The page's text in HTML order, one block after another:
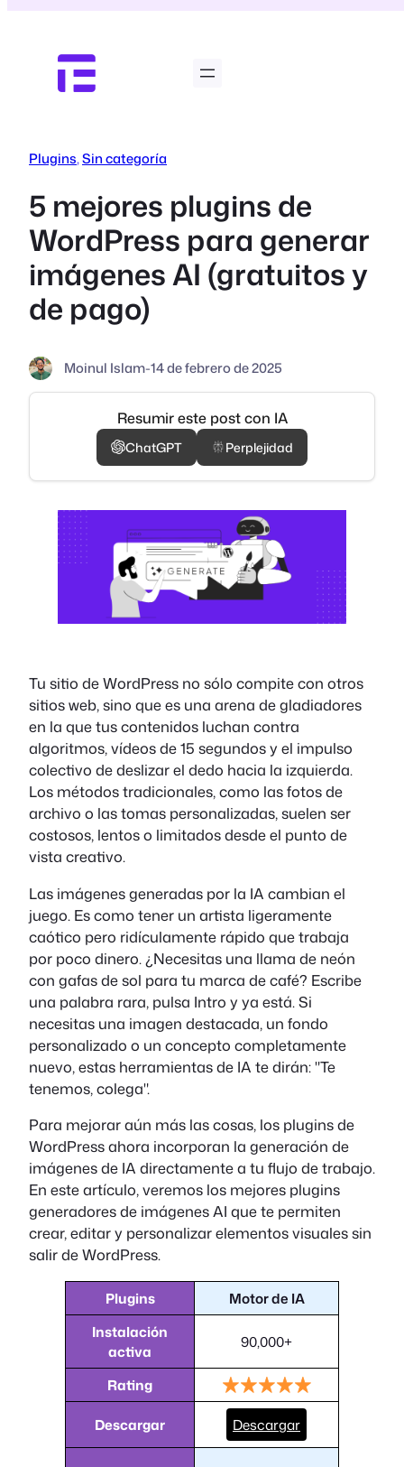
contenido
Plugins, Sin categoría
5 mejores plugins de
WordPress para generar
imágenes AI (gratuitos y
de pago)
Moinul Islam-14 de febrero de 2025
Resumir este post con IA
ChatGPT Perplejidad
Tu sitio de WordPress no sólo compite con otros
sitios web, sino que es una arena de gladiadores
en la que tus contenidos luchan contra
algoritmos, vídeos de 15 segundos y el impulso
colectivo de deslizar el dedo hacia la izquierda.
Los métodos tradicionales, como las fotos de
archivo o las tomas personalizadas, suelen ser
costosos, lentos o limitados desde el punto de
vista creativo.
Las imágenes generadas por la IA cambian el
juego. Es como tener un artista ligeramente
caótico pero ridículamente rápido que trabaja
por poco dinero. ¿Necesitas una llama de neón
con gafas de sol para tu marca de café? Escribe
una palabra rara, pulsa Intro y ya está. Si
necesitas una imagen destacada, un fondo
personalizado o un concepto completamente
nuevo, estas herramientas de IA te dirán: "Te
tenemos, colega".
Para mejorar aún más las cosas, los plugins de
WordPress ahora incorporan la generación de
imágenes de IA directamente a tu flujo de trabajo.
En este artículo, veremos los mejores plugins
generadores de imágenes AI que te permiten
crear, editar y personalizar elementos visuales sin
salir de WordPress.
Plugins
Motor de IA
Instalación
activa
90,000+
Rating
Descargar
Descargar